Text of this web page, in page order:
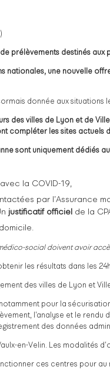
prélèvements destinés
nationales, une nouvelle
donnée aux
des villes de Lyon et de
compléter les sites
sont uniquement dédiés
la COVID-19,
par l’Assurance
justificatif officiel de la
social doivent avoir
les résultats dans les
des villes de Lyon et
pour la
l’analyse et le
des données
en-Velin. Les modalités
ces centres pour au